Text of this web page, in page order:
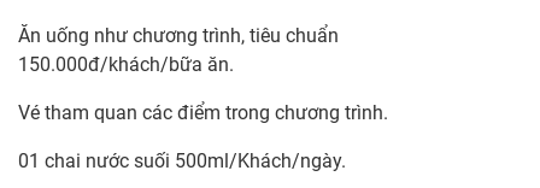
Ăn uống như chương trình, tiêu chuẩn
150.000đ/khách/bữa ăn.
Vé tham quan các điểm trong chương trình.
01 chai nước suối 500ml/Khách/ngày.